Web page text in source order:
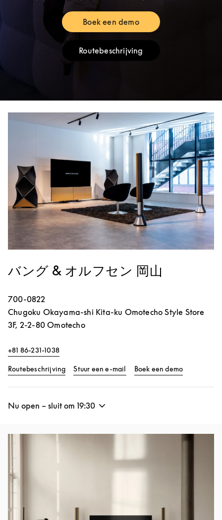
Boek een demoLink Opens in New Tab
RoutebeschrijvingLink Opens in New Tab
バング & オルフセン 岡山
700-0822
Chugoku Okayama-shi Kita-ku Omotecho Style Store
3F, 2-2-80 Omotecho
+81 86-231-1038
RoutebeschrijvingLink Opens in New Tab
Stuur een e-mail Boek een demo
Nu open – sluit om 19:30
Afbeelding van evenement